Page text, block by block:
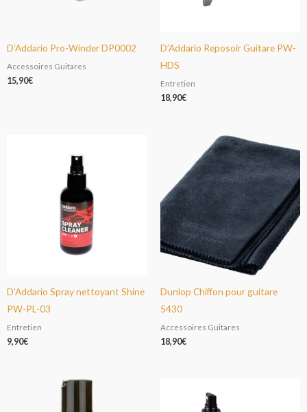
D’Addario Pro-Winder DP0002
Accessoires Guitares
15,90€
D’Addario Reposoir Guitare PW-
HDS
Entretien
18,90€
D’Addario Spray nettoyant Shine
PW-PL-03
Entretien
9,90€
Dunlop Chiffon pour guitare
5430
Accessoires Guitares
18,90€